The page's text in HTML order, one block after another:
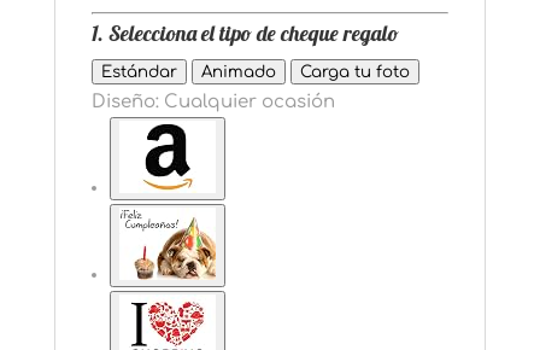
1. Selecciona el tipo de cheque regalo
Estándar Animado Carga tu foto
Diseño: Cualquier ocasión